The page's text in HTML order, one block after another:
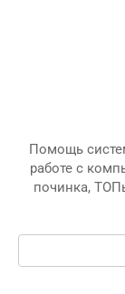
Помощь
работе с
починка,
Поиск: